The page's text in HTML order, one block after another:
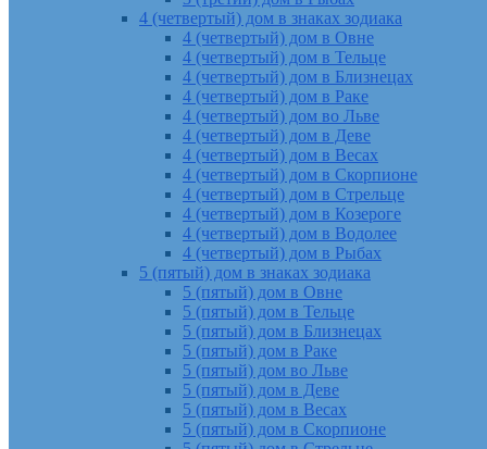
4 (четвертый) дом в знаках зодиака
4 (четвертый) дом в Овне
4 (четвертый) дом в Тельце
4 (четвертый) дом в Близнецах
4 (четвертый) дом в Раке
4 (четвертый) дом во Льве
4 (четвертый) дом в Деве
4 (четвертый) дом в Весах
4 (четвертый) дом в Скорпионе
4 (четвертый) дом в Стрельце
4 (четвертый) дом в Козероге
4 (четвертый) дом в Водолее
4 (четвертый) дом в Рыбах
5 (пятый) дом в знаках зодиака
5 (пятый) дом в Овне
5 (пятый) дом в Тельце
5 (пятый) дом в Близнецах
5 (пятый) дом в Раке
5 (пятый) дом во Льве
5 (пятый) дом в Деве
5 (пятый) дом в Весах
5 (пятый) дом в Скорпионе